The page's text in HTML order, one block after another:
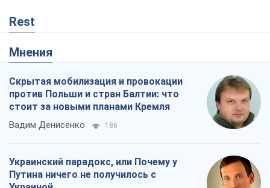
Rest
Мнения
Скрытая мобилизация и провокации
против Польши и стран Балтии: что
стоит за новыми планами Кремля
Вадим Денисенко 186
Украинский парадокс, или Почему у
Путина ничего не получилось с